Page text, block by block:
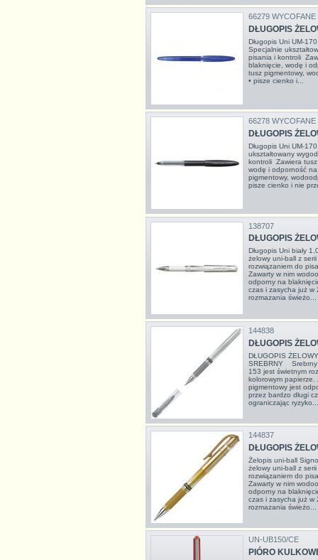
66279 WYCOFANE
DŁUGOPIS
Długopis Uni UM-
Specjalnie
pisania i kontroli
blaknięcie, wodę i
tusz pigmentowy,
• pisze cienko i...
66278 WYCOFANE
DŁUGOPIS
Długopis Uni UM-
ukształtowany
kontroli Zawiera
wodę i odporność
pigmentowy,
pisze cienko i nie
138707
DŁUGOPIS
Długopis Uni biały
żelowy uni-ball z
rozwiązaniem do
Zawarty w nim
odporny na
czas i zasycha już w
rozmazania świeżo...
144838
DŁUGOPIS
DŁUGOPIS
SREBRNY Srebrny
153 jest świetnym
kolorowym papierze.
pigmentowy jest
przez bardzo długi
ograniczając ryzyko...
144837
DŁUGOPIS
Żelopis uni-ball
żelowy uni-ball z
rozwiązaniem do
Zawarty w nim
odporny na
czas i zasycha już w
rozmazania świeżo...
UN-UB150/CE
PIÓRO